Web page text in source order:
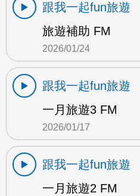
跟我一起fun旅遊
旅遊補助 FM
2026/01/24
跟我一起fun旅遊
一月旅遊3 FM
2026/01/17
跟我一起fun旅遊
一月旅遊2 FM